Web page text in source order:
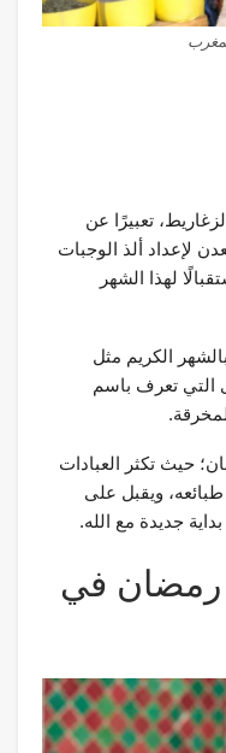
تعبيرًا عن
لإعداد ألذ الوجبات
لهذا الشهر
الكريم مثل
التي تعرف باسم
حيث تكثر العبادات
ويقبل على
جديدة مع الله.
رمضان في